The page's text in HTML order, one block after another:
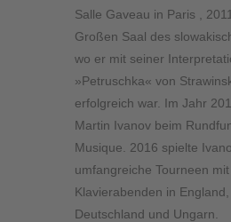
Salle Gaveau in Paris ,
Großen Saal des
wo er mit seiner
»Petruschka« von
erfolgreich war. Im Jahr
Martin Ivanov beim
Musique. 2016 spielte
umfangreiche Tourneen
Klavierabenden in England,
Deutschland und Ungarn.